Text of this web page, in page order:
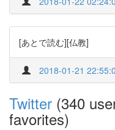
[あとで読む][仏教]
2018-01-21
Twitter (340
favorites)